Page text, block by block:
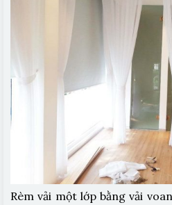
Rèm vải một lớp bằng vải